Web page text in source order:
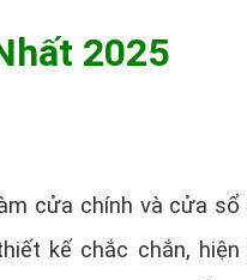
2025
cửa chính và cửa sổ
kế chắc chắn, hiện